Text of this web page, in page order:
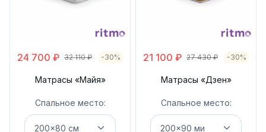
24 700 ₽ 32 110₽ -30%
Матрасы «Майя»
Спальное место:
21 100 ₽ 27 430₽ -30%
Матрасы «Дзен»
Спальное место: